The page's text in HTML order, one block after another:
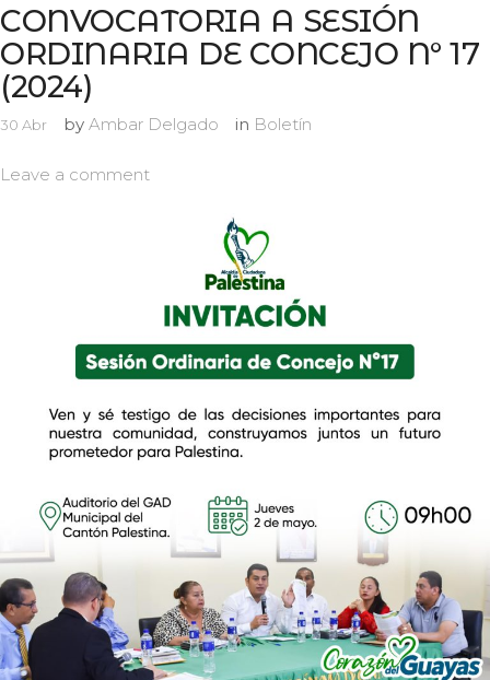
CONVOCATORIA A SESIÓN
ORDINARIA DE CONCEJO N° 17
(2024)
30 Abr by Ambar Delgado in Boletín
Leave a comment